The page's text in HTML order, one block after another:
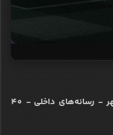
الکسیس گِندوز از پرسپولیس به گل گهر - رسانه‌های داخلی - 40